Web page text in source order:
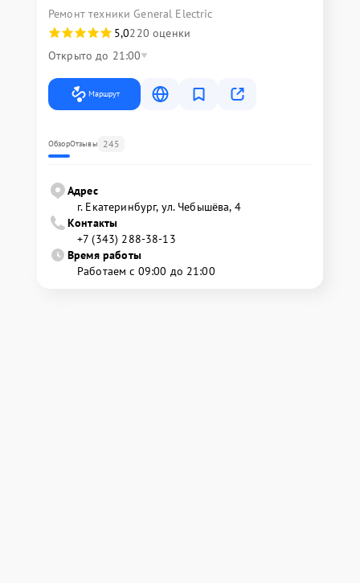
Ремонт техники General Electric
5,0220 оценки
Открыто до 21:00
Маршрут
ОбзорОтзывы 245
Адрес
г. Екатеринбург, ул. Чебышёва, 4
Контакты
+7 (343) 288-38-13
Время работы
Работаем с 09:00 до 21:00